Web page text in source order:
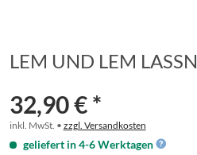
LEM UND LEM LASSN
32,90 € *
inkl. MwSt. • zzgl. Versandkosten
geliefert in 4-6 Werktagen